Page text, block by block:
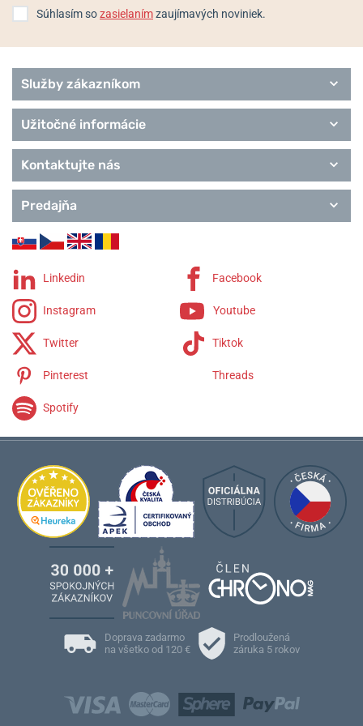
Súhlasím sozasielanímzaujímavých noviniek.
Služby zákazníkom
Užitočné informácie
Kontaktujte nás
Predajňa
Linkedin Facebook
Instagram Youtube
Twitter Tiktok
Pinterest Threads
Spotify
Doprava zadarmo
na všetko od 120 €
Prodloužená
záruka 5 rokov